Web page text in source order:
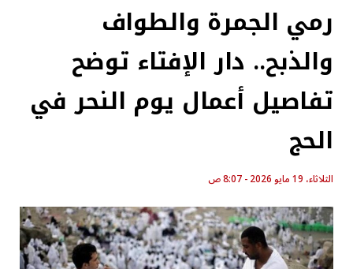
رمي الجمرة والطواف
والذبح.. دار الإفتاء توضح
تفاصيل أعمال يوم النحر في
الحج
الثلاثاء، 19 مايو 2026 - 8:07 ص